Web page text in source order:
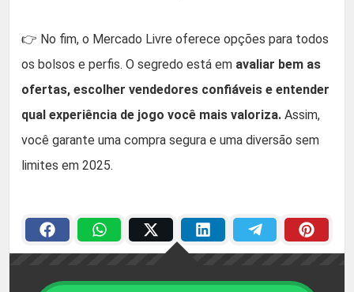
👉 No fim, o Mercado Livre oferece opções para todos
os bolsos e perfis. O segredo está em avaliar bem as
ofertas, escolher vendedores confiáveis e entender
qual experiência de jogo você mais valoriza. Assim,
você garante uma compra segura e uma diversão sem
limites em 2025.